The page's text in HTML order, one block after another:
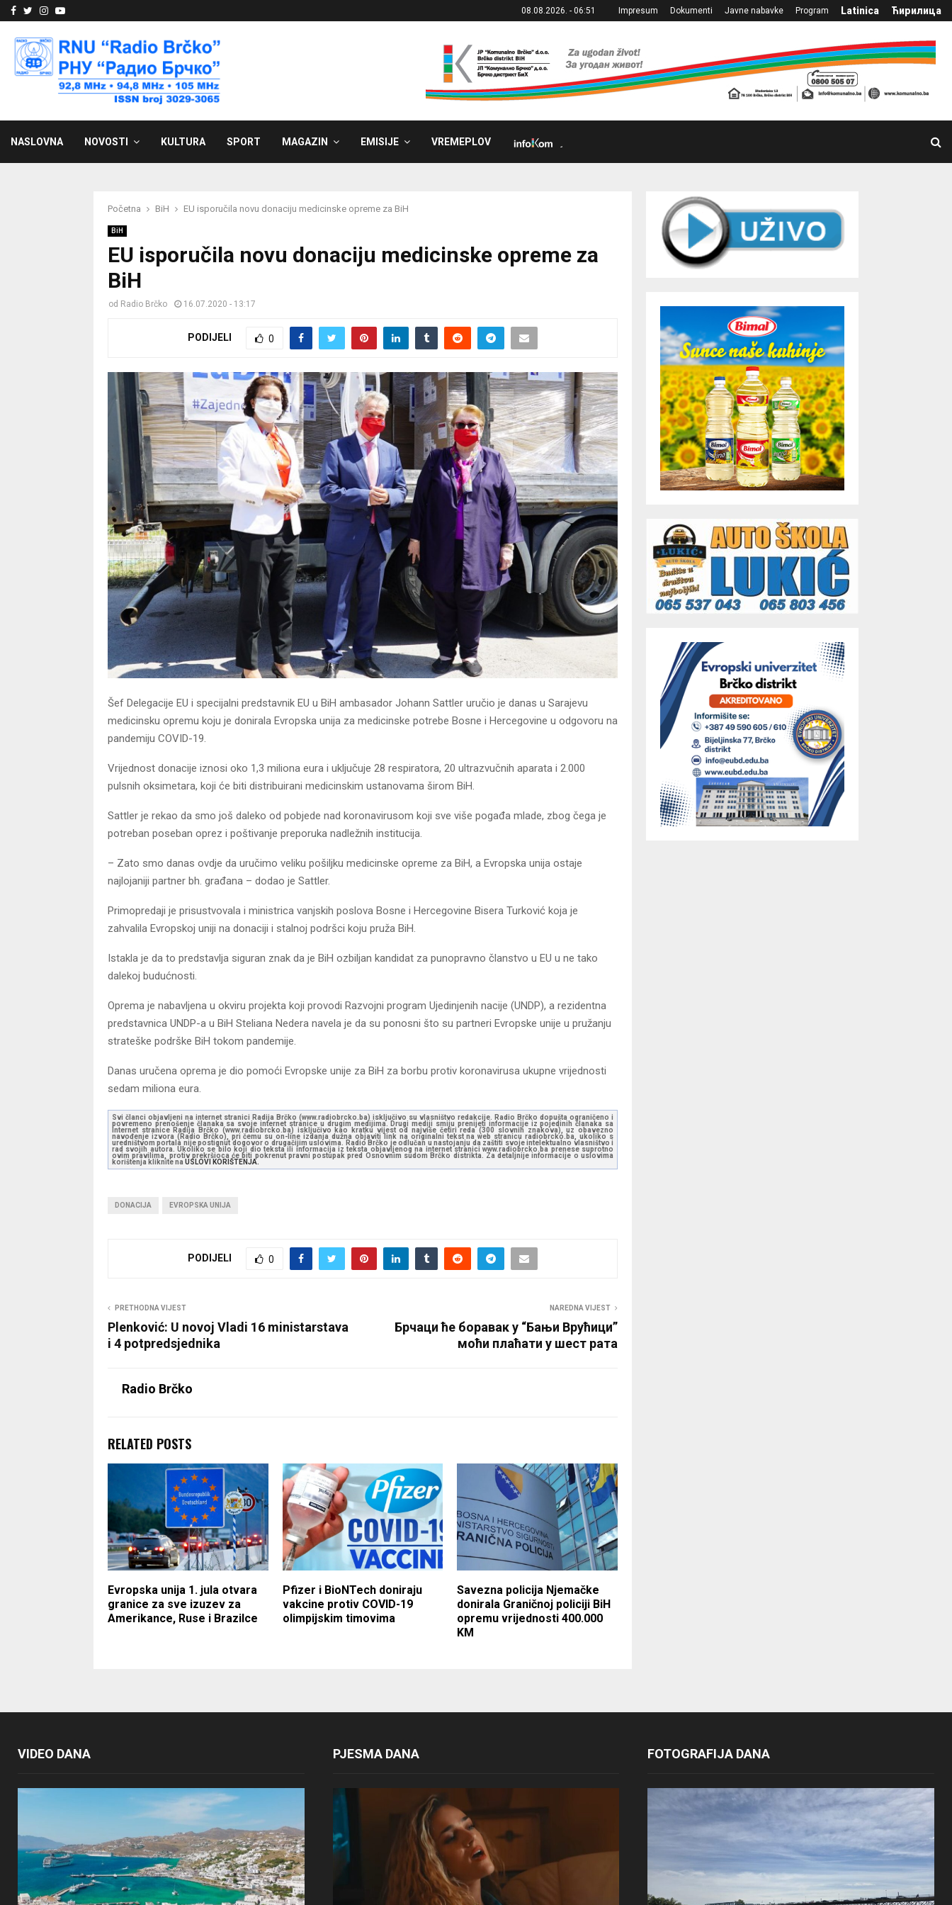
Facebook
Twitter
Instagram
Youtube 08.08.2026. - 06:51 Impresum Dokumenti Javne nabavke Program Latinica Ћирилица
NASLOVNA NOVOSTI KULTURA SPORT MAGAZIN EMISIJE VREMEPLOV
Početna BiH EU isporučila novu donaciju medicinske opreme za BiH
BiH
EU isporučila novu donaciju medicinske opreme za
BiH
od Radio Brčko 16.07.2020 - 13:17
PODIJELI 0
Šef Delegacije EU i specijalni predstavnik EU u BiH ambasador Johann Sattler uručio je danas u Sarajevu
medicinsku opremu koju je donirala Evropska unija za medicinske potrebe Bosne i Hercegovine u odgovoru na
pandemiju COVID-19.
Vrijednost donacije iznosi oko 1,3 miliona eura i uključuje 28 respiratora, 20 ultrazvučnih aparata i 2.000
pulsnih oksimetara, koji će biti distribuirani medicinskim ustanovama širom BiH.
Sattler je rekao da smo još daleko od pobjede nad koronavirusom koji sve više pogađa mlade, zbog čega je
potreban poseban oprez i poštivanje preporuka nadležnih institucija.
– Zato smo danas ovdje da uručimo veliku pošiljku medicinske opreme za BiH, a Evropska unija ostaje
najlojaniji partner bh. građana – dodao je Sattler.
Primopredaji je prisustvovala i ministrica vanjskih poslova Bosne i Hercegovine Bisera Turković koja je
zahvalila Evropskoj uniji na donaciji i stalnoj podršci koju pruža BiH.
Istakla je da to predstavlja siguran znak da je BiH ozbiljan kandidat za punopravno članstvo u EU u ne tako
dalekoj budućnosti.
Oprema je nabavljena u okviru projekta koji provodi Razvojni program Ujedinjenih nacije (UNDP), a rezidentna
predstavnica UNDP-a u BiH Steliana Nedera navela je da su ponosni što su partneri Evropske unije u pružanju
strateške podrške BiH tokom pandemije.
Danas uručena oprema je dio pomoći Evropske unije za BiH za borbu protiv koronavirusa ukupne vrijednosti
sedam miliona eura.
Svi članci objavljeni na internet stranici Radija Brčko (www.radiobrcko.ba) isključivo su vlasništvo redakcije. Radio Brčko dopušta ograničeno i
povremeno prenošenje članaka sa svoje internet stranice u drugim medijima. Drugi mediji smiju prenijeti informacije iz pojedinih članaka sa
Internet stranice Radija Brčko (www.radiobrcko.ba) isključivo kao kratku vijest od najviše četiri reda (300 slovnih znakova), uz obavezno
navođenje izvora (Radio Brčko), pri čemu su on-line izdanja dužna objaviti link na originalni tekst na web stranicu radiobrcko.ba, ukoliko s
uredništvom portala nije postignut dogovor o drugačijim uslovima. Radio Brčko je odlučan u nastojanju da zaštiti svoje intelektualno vlasništvo i
rad svojih autora. Ukoliko se bilo koji dio teksta ili informacija iz teksta objavljenog na internet stranici www.radiobrcko.ba prenese suprotno
ovim pravilima, protiv prekršioca će biti pokrenut pravni postupak pred Osnovnim sudom Brčko distrikta. Za detaljnije informacije o uslovima
korištenja kliknite na USLOVI KORIŠTENJA.
DONACIJA EVROPSKA UNIJA
PODIJELI 0
PRETHODNA VIJEST
Plenković: U novoj Vladi 16 ministarstava
i 4 potpredsjednika
NAREDNA VIJEST
Брчаци ће боравак у “Бањи Врућици”
моћи плаћати у шест рата
Radio Brčko
RELATED POSTS
Evropska unija 1. jula otvara
granice za sve izuzev za
Amerikance, Ruse i Brazilce
Pfizer i BioNTech doniraju
vakcine protiv COVID-19
olimpijskim timovima
Savezna policija Njemačke
donirala Graničnoj policiji BiH
opremu vrijednosti 400.000
KM
VIDEO DANA PJESMA DANA FOTOGRAFIJA DANA